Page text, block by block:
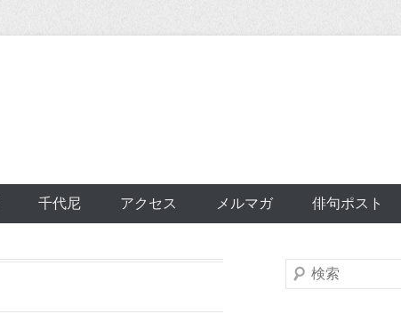
千代尼 アクセス メルマガ 俳句ポスト
検